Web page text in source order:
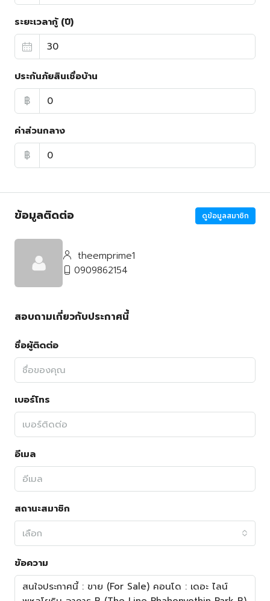
ระยะเวลากู้ (ปี)
ประกันภัยสินเชื่อบ้าน
฿
ค่าส่วนกลาง
฿
ข้อมูลติดต่อ ดูข้อมูลสมาชิก
theemprime1
0909862154
สอบถามเกี่ยวกับประกาศนี้
ชื่อผู้ติดต่อ
เบอร์โทร
อีเมล
สถานะสมาชิก
เลือก
ข้อความ